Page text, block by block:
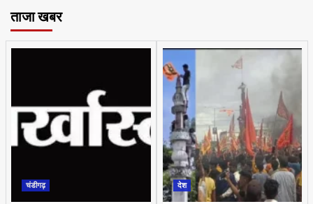
ताजा खबर
चंडीगढ़ देश